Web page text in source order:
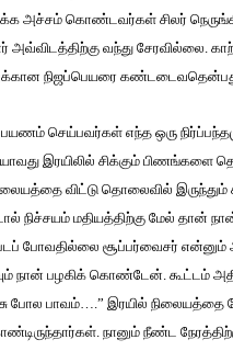
அச்சம் கொண்டவர்கள் சிலர்
அவ்விடத்திற்கு வந்து சேரவில்லை.
நிஜப்பெயரை
பயணம் செய்பவர்கள் எந்த ஒரு
இரயிலில் சிக்கும்
விட்டு தொலைவில் இருந்தும்
நிச்சயம் மதியத்திற்கு மேல் தான்
போவதில்லை சூப்பர்வைசர் என்னும்
நான் பழகிக் கொண்டேன். கூட்டம்
போல பாவம்….” இரயில்
நானும் நீண்ட